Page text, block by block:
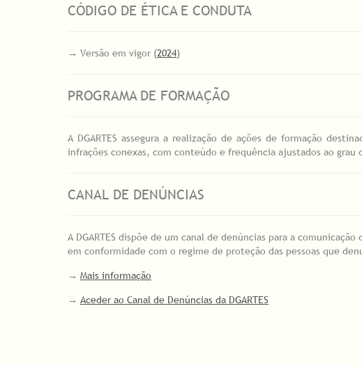
CÓDIGO DE ÉTICA E CONDUTA
→ Versão em vigor (2024)
PROGRAMA DE FORMAÇÃO
A DGARTES assegura a realização de ações de formação
infrações conexas, com conteúdo e frequência ajustados ao
CANAL DE DENÚNCIAS
A DGARTES dispõe de um canal de denúncias para a
em conformidade com o regime de proteção das pessoas que
→ Mais informação
→ Aceder ao Canal de Denúncias da DGARTES